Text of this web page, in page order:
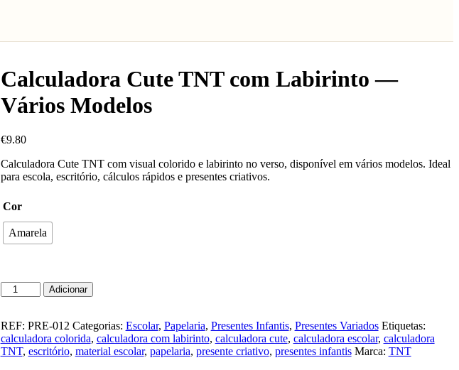
Calculadora Cute TNT com Labirinto —
Vários Modelos
€9.80
Calculadora Cute TNT com visual colorido e labirinto no verso, disponível em vários modelos. Ideal
para escola, escritório, cálculos rápidos e presentes criativos.
Cor
Amarela
Quantidade
de
Cute
TNT
com
Adicionar
REF: PRE-012 Categorias: Escolar, Papelaria, Presentes Infantis, Presentes Variados Etiquetas:
calculadora colorida, calculadora com labirinto, calculadora cute, calculadora escolar, calculadora
TNT, escritório, material escolar, papelaria, presente criativo, presentes infantis Marca: TNT